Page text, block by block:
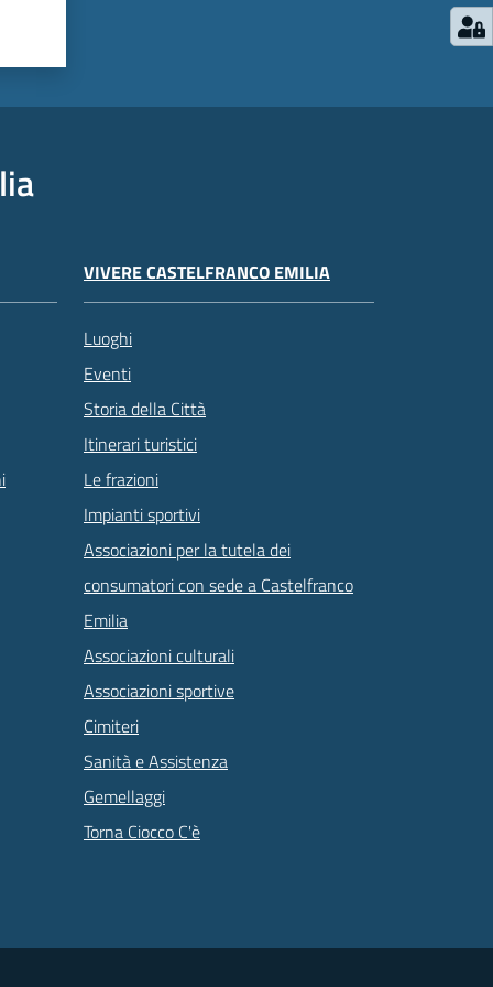
VIVERE CASTELFRANCO EMILIA
Luoghi
Eventi
Storia della Città
Itinerari turistici
Le frazioni
Impianti sportivi
Associazioni per la tutela dei
consumatori con sede a Castelfranco
Emilia
Associazioni culturali
Associazioni sportive
Cimiteri
Sanità e Assistenza
Gemellaggi
Torna Ciocco C'è